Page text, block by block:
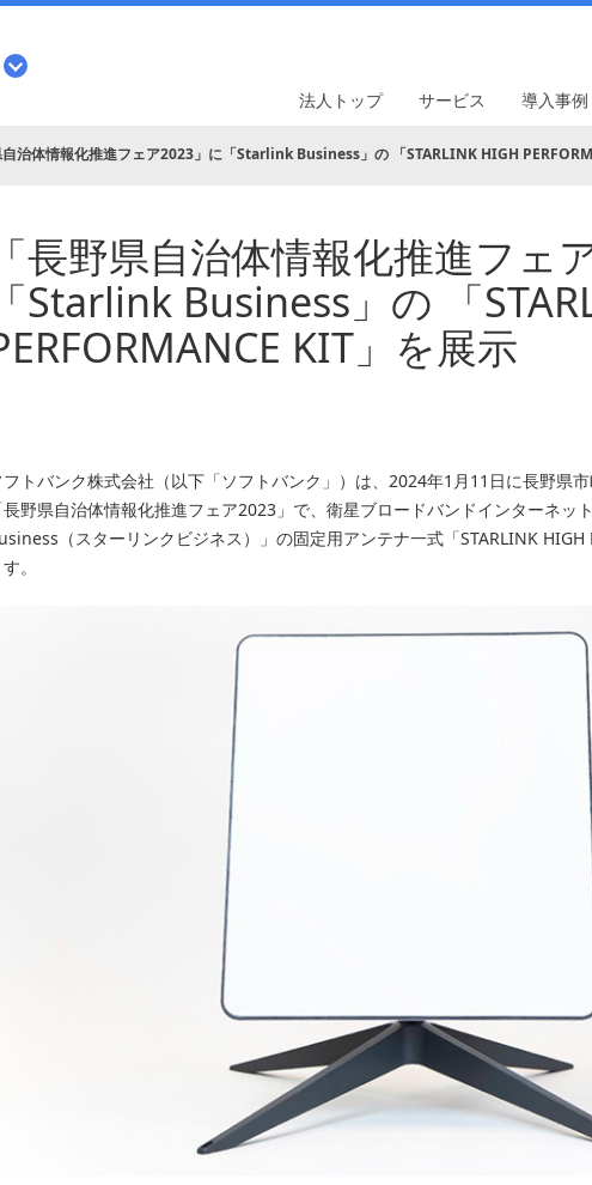
法人トップ サービス 導入事例
治体情報化推進フェア2023」に「Starlink Business」の 「STARLINK HIGH
長野県自治体情報化推進フェ
Starlink Business」の 「
KIT」を展示
トバンク株式会社（以下「ソフトバンク」）は、2024年1月11日に長野県
野県自治体情報化推進フェア2023」で、衛星ブロードバンドインターネッ
（スターリンクビジネス）」の固定用アンテナ一式「STARLINK HIGH
。